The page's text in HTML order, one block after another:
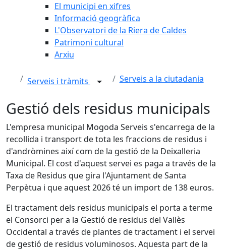
El municipi en xifres
Informació geogràfica
L'Observatori de la Riera de Caldes
Patrimoni cultural
Arxiu
Serveis i tràmits Serveis a la ciutadania
Gestió dels residus municipals
L'empresa municipal Mogoda Serveis s'encarrega de la
recollida i transport de tota les fraccions de residus i
d'andròmines així com de la gestió de la Deixalleria
Municipal. El cost d'aquest servei es paga a través de la
Taxa de Residus que gira l'Ajuntament de Santa
Perpètua i que aquest 2026 té un import de 138 euros.
El tractament dels residus municipals el porta a terme
el Consorci per a la Gestió de residus del Vallès
Occidental a través de plantes de tractament i el servei
de gestió de residus voluminosos. Aquesta part de la